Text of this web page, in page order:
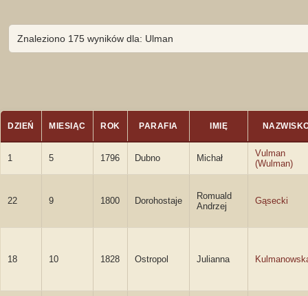
Znaleziono 175 wyników dla: Ulman
DZIEŃ MIESIĄC ROK PARAFIA IMIĘ
1 5 1796 Dubno Michał
Vulman
(Wulman)
22 9 1800 Dorohostaje
Romuald
Andrzej
Gąsecki
18 10 1828 Ostropol Julianna